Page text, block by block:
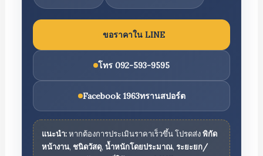
ขอราคาใน LINE
โทร 092-593-9595
Facebook 1963ทรานสปอร์ต
แนะนำ:หากต้องการประเมินราคาเร็วขึ้น โปรดส่งพิกัด
หน้างาน, ชนิดวัสดุ, น้ำหนักโดยประมาณ, ระยะยก/